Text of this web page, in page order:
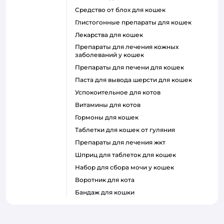
средство от блох для кошек
глистогонные препараты для кошек
лекарства для кошек
препараты для лечения кожных
заболеваний у кошек
препараты для печени для кошек
паста для вывода шерсти для кошек
успокоительное для котов
витамины для котов
гормоны для кошек
таблетки для кошек от гуляния
препараты для лечения жкт
шприц для таблеток для кошек
набор для сбора мочи у кошек
воротник для кота
бандаж для кошки